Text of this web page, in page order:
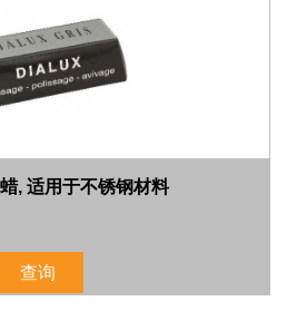
, 适用于不锈钢材料
查询